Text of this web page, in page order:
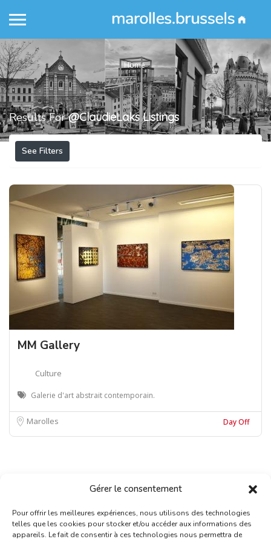
Gérer le consentement
Pour offrir les meilleures expériences, nous utilisons des technologies
telles que les cookies pour stocker et/ou accéder aux informations des
appareils. Le fait de consentir à ces technologies nous permettra de
Home
Results For@ClaudieLaks Listings
See Filters
MM Gallery
Culture
Galerie d'art abstrait contemporain.
Marolles Day Off